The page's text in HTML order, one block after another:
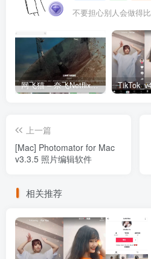
网飞猫 – 奈飞Netflix免费看
上一篇
[Mac] Photomator for Mac
v3.3.5 照片编辑软件
相关推荐